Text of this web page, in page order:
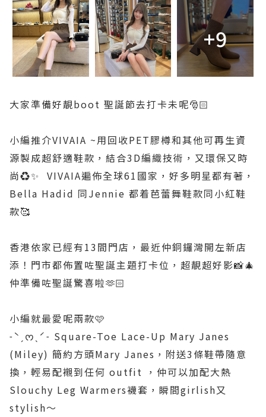
+9
大家準備好靚boot 聖誕節去打卡未呢🎅🏻
小編推介VIVAIA ~用回收PET膠樽和其他可再生資
源製成超舒適鞋款，結合3D編織技術，又環保又時
尚♻️✨ VIVAIA遍佈全球61國家，好多明星都有著，
Bella Hadid 同Jennie 都着芭蕾舞鞋款同小紅鞋
款🥰
香港依家已經有13間門店，最近仲銅鑼灣開左新店
添！門市都佈置咗聖誕主題打卡位，超靚超好影📸🎄
仲準備咗聖誕驚喜啦🫶🏻
小編就最愛呢兩款🩷
˗ˋˏᰔˎˊ˗ Square-Toe Lace-Up Mary Janes
(Miley) 簡約方頭Mary Janes，附送3條鞋帶隨意
換，輕易配襯到任何 outfit ，仲可以加配大熱
Slouchy Leg Warmers襪套，瞬間girlish又
stylish～